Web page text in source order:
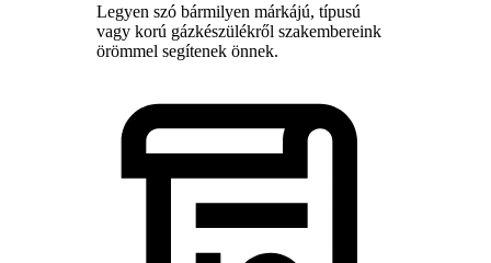
Legyen szó bármilyen márkájú, típusú
vagy korú gázkészülékről szakembereink
örömmel segítenek önnek.